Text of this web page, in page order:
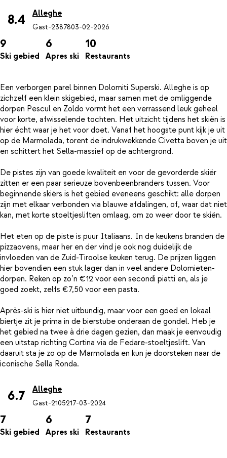
8.4 Alleghe
Gast-2387803-02-2026
9
Ski gebied
6
Apres ski
10
Restaurants
Een verborgen parel binnen Dolomiti Superski. Alleghe is op
zichzelf een klein skigebied, maar samen met de omliggende
dorpen Pescul en Zoldo vormt het een verrassend leuk geheel
voor korte, afwisselende tochten. Het uitzicht tijdens het skiën is
hier écht waar je het voor doet. Vanaf het hoogste punt kijk je uit
op de Marmolada, torent de indrukwekkende Civetta boven je uit
en schittert het Sella-massief op de achtergrond.
De pistes zijn van goede kwaliteit en voor de gevorderde skiër
zitten er een paar serieuze bovenbeenbranders tussen. Voor
beginnende skiërs is het gebied eveneens geschikt: alle dorpen
zijn met elkaar verbonden via blauwe afdalingen, of, waar dat niet
kan, met korte stoeltjesliften omlaag, om zo weer door te skiën.
Het eten op de piste is puur Italiaans. In de keukens branden de
pizzaovens, maar her en der vind je ook nog duidelijk de
invloeden van de Zuid-Tiroolse keuken terug. De prijzen liggen
hier bovendien een stuk lager dan in veel andere Dolomieten-
dorpen. Reken op zo’n €12 voor een secondi piatti en, als je
goed zoekt, zelfs €7,50 voor een pasta.
Après-ski is hier niet uitbundig, maar voor een goed en lokaal
biertje zit je prima in de bierstube onderaan de gondel. Heb je
het gebied na twee à drie dagen gezien, dan maak je eenvoudig
een uitstap richting Cortina via de Fedare-stoeltjeslift. Van
daaruit sta je zo op de Marmolada en kun je doorsteken naar de
6.7 Alleghe
Gast-2105217-03-2024
7
Ski gebied
6
Apres ski
7
Restaurants